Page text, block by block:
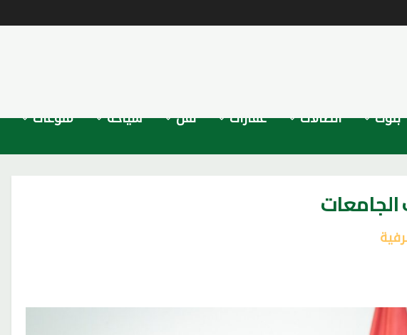
بنوك اتصالات عقارات نقل سياحة منوعات
الجامعات